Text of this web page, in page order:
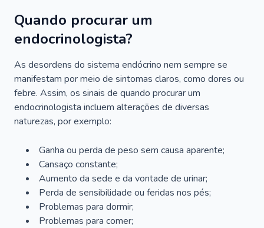
Quando procurar um
endocrinologista?
As desordens do sistema endócrino nem sempre se
manifestam por meio de sintomas claros, como dores ou
febre. Assim, os sinais de quando procurar um
endocrinologista incluem alterações de diversas
naturezas, por exemplo:
Ganha ou perda de peso sem causa aparente;
Cansaço constante;
Aumento da sede e da vontade de urinar;
Perda de sensibilidade ou feridas nos pés;
Problemas para dormir;
Problemas para comer;